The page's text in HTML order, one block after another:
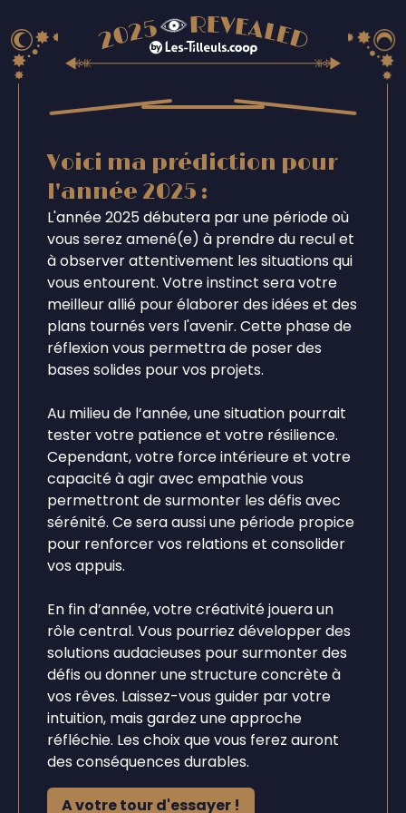
Voici ma prédiction pour
l'année 2025 :
L'année 2025 débutera par une période où
vous serez amené(e) à prendre du recul et
à observer attentivement les situations qui
vous entourent. Votre instinct sera votre
meilleur allié pour élaborer des idées et des
plans tournés vers l'avenir. Cette phase de
réflexion vous permettra de poser des
bases solides pour vos projets.
Au milieu de l’année, une situation pourrait
tester votre patience et votre résilience.
Cependant, votre force intérieure et votre
capacité à agir avec empathie vous
permettront de surmonter les défis avec
sérénité. Ce sera aussi une période propice
pour renforcer vos relations et consolider
vos appuis.
En fin d’année, votre créativité jouera un
rôle central. Vous pourriez développer des
solutions audacieuses pour surmonter des
défis ou donner une structure concrète à
vos rêves. Laissez-vous guider par votre
intuition, mais gardez une approche
réfléchie. Les choix que vous ferez auront
des conséquences durables.
A votre tour d'essayer !